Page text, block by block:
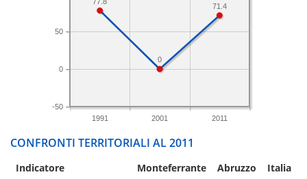
1991 2001 2011
-50
0
50
71.4
0
CONFRONTI TERRITORIALI AL 2011
Indicatore Monteferrante Abruzzo Italia